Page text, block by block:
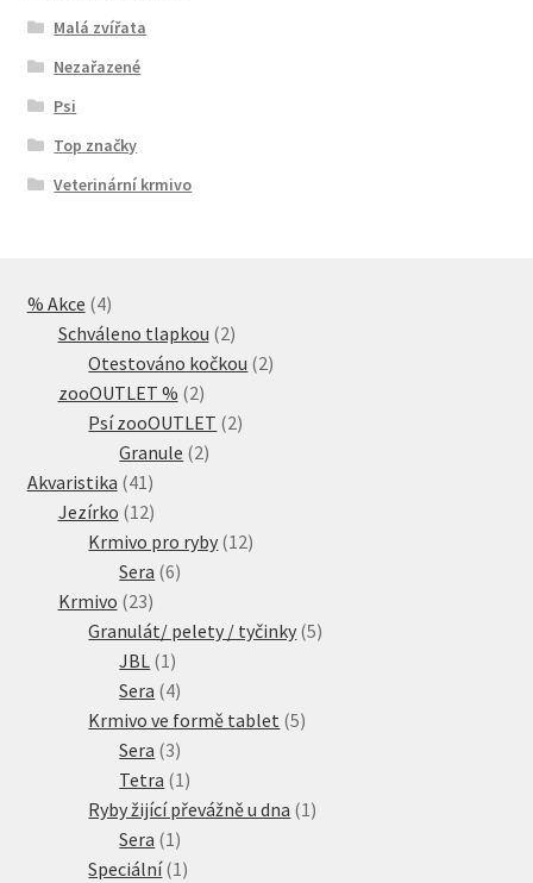
Malá zvířata
Nezařazené
Psi
Top značky
Veterinární krmivo
% Akce 44
produkty
Schváleno tlapkou 22
produkty
Otestováno kočkou 22
zooOUTLET % 22
produkty
Psí zooOUTLET 22
Granule 22
Akvaristika 41 41
produktů
Jezírko 1212
produktů
Krmivo pro ryby 1212
Sera 66
Krmivo 2323
produktů
Granulát/ pelety / tyčinky 55
JBL 1 1
produkt
Sera 44
produkty
Krmivo ve formě tablet 55
Sera 33
produkty
Tetra 1 1
produkt
Ryby žijící převážně u dna 1 1
Sera 1 1
produkt
Speciální 1 1